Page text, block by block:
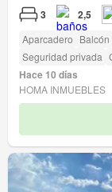
3 2,5
Aparcadero Balcón
Seguridad privada
Hace 10 días
HOMA INMUEBLES